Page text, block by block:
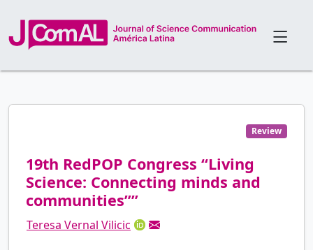
Review
19th RedPOP Congress “Living
Science: Connecting minds and
communities””
Teresa Vernal Vilicic